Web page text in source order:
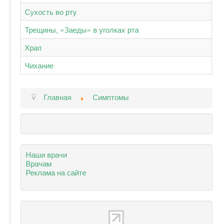
Сухость во рту
Трещины, «Заеды» в уголках рта
Храп
Чихание
Главная Симптомы
Наши врачи
Врачам
Реклама на сайте